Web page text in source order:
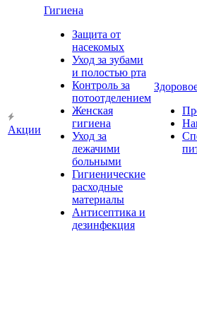
Акции
Гигиена
Защита от
насекомых
Уход за зубами
и полостью рта
Контроль за
потоотделением
Женская
гигиена
Уход за
лежачими
больными
Гигиенические
расходные
материалы
Антисептика и
дезинфекция